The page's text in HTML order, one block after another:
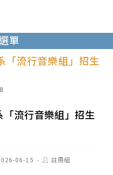
選單
「流行音樂組」招生
流行音樂組」招生
06-15
Post註冊組